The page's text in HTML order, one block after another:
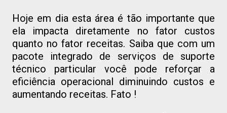
Hoje em dia esta área é tão importante que
ela impacta diretamente no fator custos
quanto no fator receitas. Saiba que com um
pacote integrado de serviços de suporte
técnico particular você pode reforçar a
eficiência operacional diminuindo custos e
aumentando receitas. Fato !